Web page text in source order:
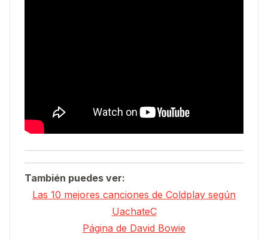
También puedes ver:
Las 10 mejores canciones de Coldplay según
UachateC
Página de David Bowie